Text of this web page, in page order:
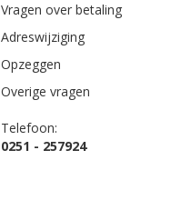
Vragen over betaling
Adreswijziging
Opzeggen
Overige vragen
Telefoon:
0251 - 257924